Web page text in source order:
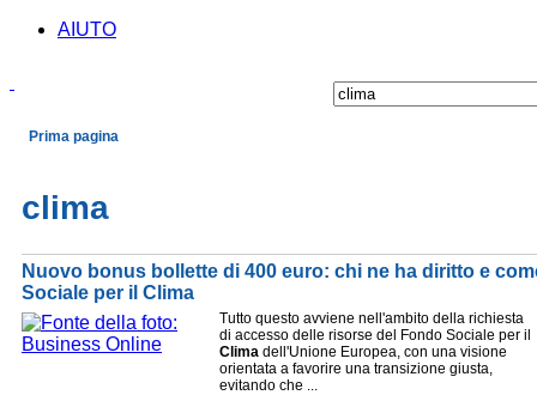
AIUTO
Prima pagina
clima
Nuovo bonus bollette di 400 euro: chi ne ha diritto e
Sociale per il Clima
Tutto questo avviene nell'ambito della richiesta
di accesso delle risorse del Fondo Sociale per il
Clima dell'Unione Europea, con una visione
orientata a favorire una transizione giusta,
evitando che ...